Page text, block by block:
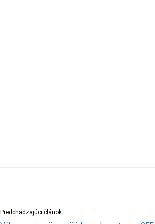
Predchádzajúci článok